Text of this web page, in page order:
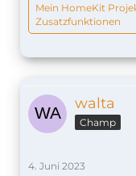
Mein HomeKit
Zusatzfunktionen
walta
Champ
4. Juni 2023